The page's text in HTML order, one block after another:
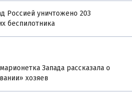
Россией уничтожено 203
беспилотника
Запада рассказала о
хозяев